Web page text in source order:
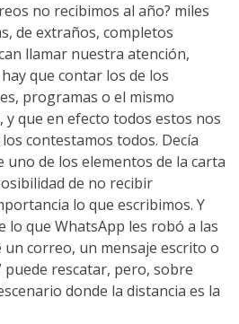
no recibimos al año? miles
de extraños, completos
llamar nuestra atención,
que contar los de los
programas o el mismo
que en efecto todos estos nos
contestamos todos. Decía
uno de los elementos de la carta
de no recibir
lo que escribimos. Y
lo que WhatsApp les robó a las
un correo, un mensaje escrito o
puede rescatar, pero, sobre
donde la distancia es la